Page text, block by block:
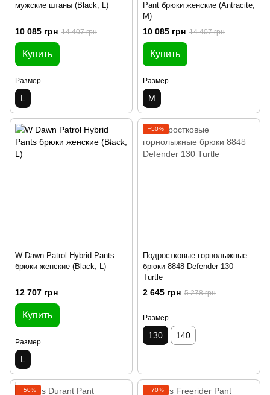
мужские штаны (Black, L)
10 085 грн 14 407 грн
Купить
Размер
L
Pant брюки женские (Antracite,
M)
10 085 грн 14 407 грн
Купить
Размер
M
W Dawn Patrol Hybrid Pants
брюки женские (Black, L)
12 707 грн
Купить
Размер
L
−50%
Подростковые горнолыжные
брюки 8848 Defender 130
Turtle
2 645 грн 5 278 грн
Размер
130 140
−50% −70%